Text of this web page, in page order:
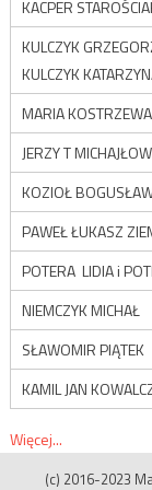
KACPER
KULCZYK
KULCZYK
MARIA KOSTRZEWA
JERZY T
KOZIOŁ
PAWEŁ ŁUKASZ
POTERA LIDIA i
NIEMCZYK MICHAŁ
SŁAWOMIR PIĄTEK
KAMIL JAN
Więcej...
(c) 2016-2023